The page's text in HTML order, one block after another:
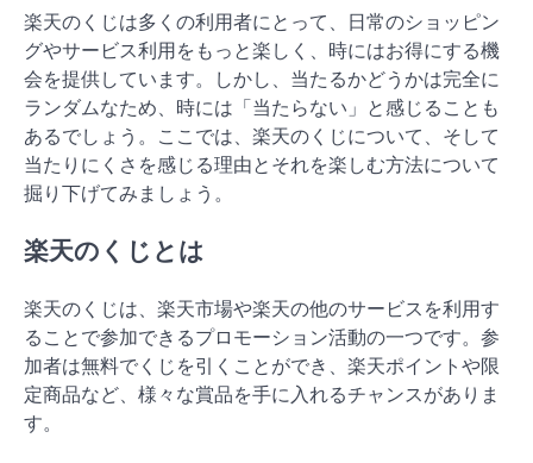
楽天のくじは多くの利用者にとって、日常のショッピン
グやサービス利用をもっと楽しく、時にはお得にする機
会を提供しています。しかし、当たるかどうかは完全に
ランダムなため、時には「当たらない」と感じることも
あるでしょう。ここでは、楽天のくじについて、そして
当たりにくさを感じる理由とそれを楽しむ方法について
掘り下げてみましょう。
楽天のくじとは
楽天のくじは、楽天市場や楽天の他のサービスを利用す
ることで参加できるプロモーション活動の一つです。参
加者は無料でくじを引くことができ、楽天ポイントや限
定商品など、様々な賞品を手に入れるチャンスがありま
す。